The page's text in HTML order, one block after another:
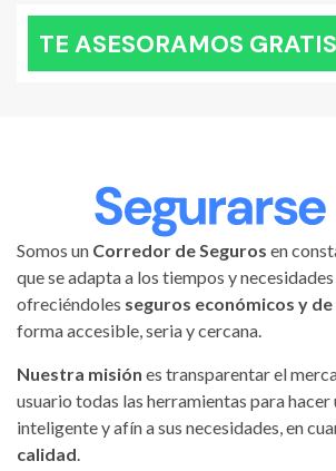
TE ASESORAMOS GRATIS
Somos un Corredor de Seguros en
que se adapta a los tiempos y
ofreciéndoles seguros económicos y
forma accesible, seria y cercana.
Nuestra misión es transparentar el
usuario todas las herramientas para hacer
inteligente y afín a sus necesidades, en
calidad.